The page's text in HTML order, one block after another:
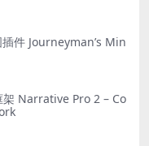
件 Journeyman’s Min
架 Narrative Pro 2 – Co